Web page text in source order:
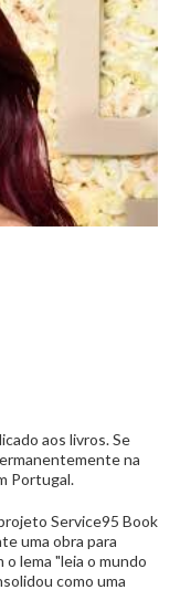
aos livros. Se
na
Portugal.
Service95 Book
uma obra para
lema "leia o mundo
como uma